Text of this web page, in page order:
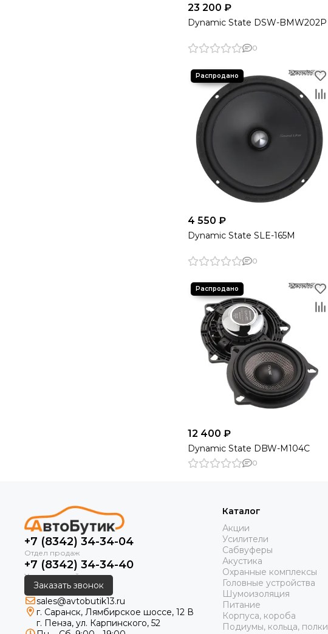
23 200 ₽
Dynamic State DSW-BMW202P
0
4 550 ₽
Dynamic State SLE-165M
0
12 400 ₽
Dynamic State DBW-M104C
0
+7 (8342) 34-34-04
+7 (8342) 34-34-40
Заказать звонок
sales@avtobutik13.ru
г. Саранск, Лямбирское шоссе, 12 В
г. Пенза, ул. Карпинского, 52
Каталог
Акции
Усилители
Сабвуферы
Акустика
Охранные комплексы
Головные устройства
Шумоизоляция
Питание
Корпуса, короба
Подиумы, кольца, полки